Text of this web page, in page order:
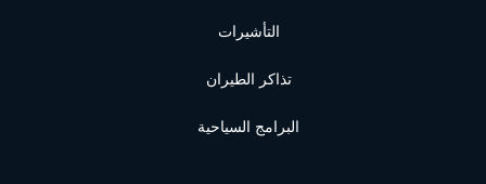
التأشيرات
تذاكر الطيران
البرامج السياحية